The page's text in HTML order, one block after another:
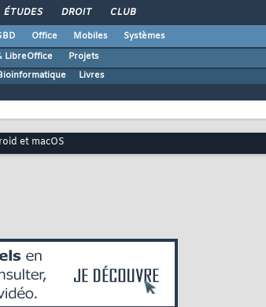
ÉTUDES DROIT CLUB
Office Mobiles
Systèmes
LibreOffice
Projets
Livres
et macOS